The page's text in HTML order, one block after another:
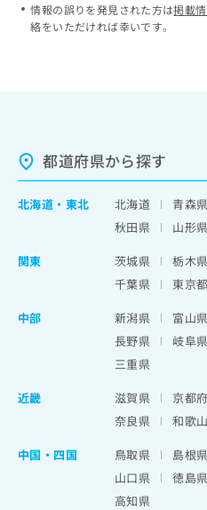
情報の誤りを発見された方は掲載
絡をいただければ幸いです。
都道府県から探す
北海道 ・ 東北 北海道 青森県
秋田県
山形県
関東
茨城県 栃木県
千葉県
東京都
中部
新潟県 富山県
長野県
岐阜県
三重県
近畿
滋賀県 京都府
奈良県
和歌
中国・四国
鳥取県 島根県
山口県
徳島県
高知県